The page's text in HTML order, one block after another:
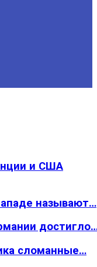
и США
называют…
сломанные…